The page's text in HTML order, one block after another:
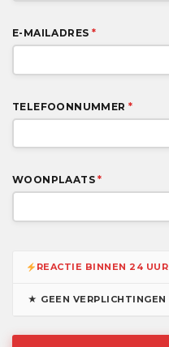
E-MAILADRES *
TELEFOONNUMMER *
WOONPLAATS*
REACTIE BINNEN 24 UUR
★ GEEN VERPLICHTINGEN